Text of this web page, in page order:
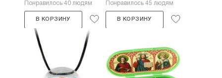
Понравилось 40 людям
В КОРЗИНУ
Понравилось 45 людям
В КОРЗИНУ